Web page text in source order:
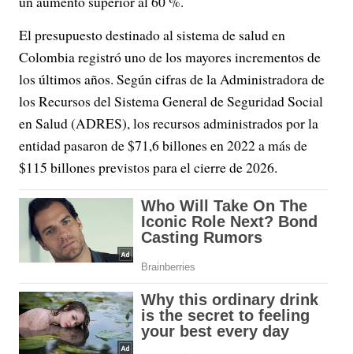
El presupuesto destinado al sistema de salud en
Colombia registró uno de los mayores incrementos de
los últimos años. Según cifras de la Administradora de
los Recursos del Sistema General de Seguridad Social
en Salud (ADRES), los recursos administrados por la
entidad pasaron de $71,6 billones en 2022 a más de
$115 billones previstos para el cierre de 2026.